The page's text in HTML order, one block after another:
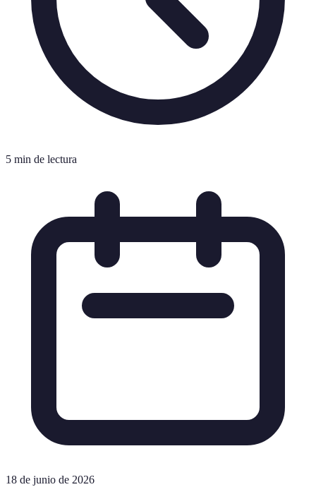
5 min de lectura
18 de junio de 2026